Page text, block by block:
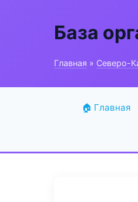
База
Главная » Северо-
🏠 Главная